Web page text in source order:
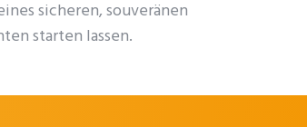
sicheren, souveränen
starten lassen.